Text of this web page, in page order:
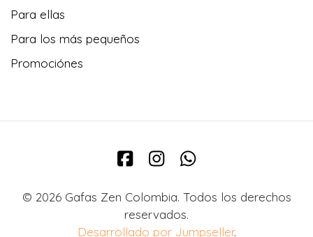
Para ellas
Para los más pequeños
Promociónes
© 2026 Gafas Zen Colombia. Todos los derechos
reservados.
Desarrollado por Jumpseller.